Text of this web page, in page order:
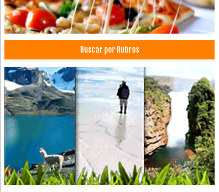
Buscar por Rubros